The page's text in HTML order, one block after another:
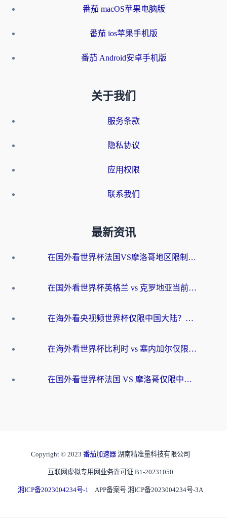
番茄 macOS苹果电脑版
番茄 ios苹果手机版
番茄 Android安卓手机版
关于我们
服务条款
隐私协议
应用权限
联系我们
最新资讯
在国外看世界杯法国VS摩洛哥地区限制？这篇指南让你流畅看中文解说无压力
在国外看世界杯英格兰 vs 克罗地亚当前地区不可播放？这篇指南帮你搞定所有海外观赛难题
在海外看央视频世界杯仅限中国大陆？这篇指南帮你解锁中文解说+无卡顿直播
在海外看世界杯比利时 vs 塞内加尔仅限中国大陆？我找到了最流畅的中文解说之路
在国外看世界杯法国 VS 摩洛哥仅限中国大陆？海外党这样看中文解说赛事不卡顿
Copyright © 2023 番茄加速器 湖南精准量科技有限公司
互联网虚拟专用网业务许可证 B1-20231050
湘ICP备2023004234号-1 APP备案号 湘ICP备2023004234号-3A